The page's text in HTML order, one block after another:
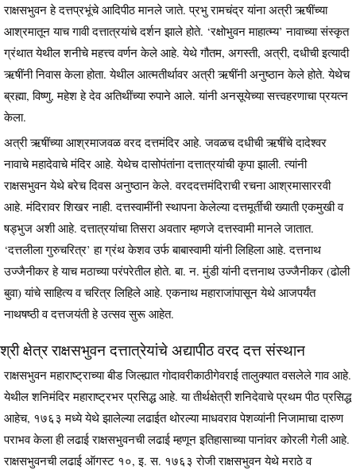
राक्षसभुवन हे दत्तप्रभूंचे आदिपीठ मानले जाते. प्रभु रामचंद्र यांना अत्री ऋषींच्या
आश्रमातून याच गावी दत्तात्रयांचे दर्शन झाले होते. ‘रक्षोभुवन माहात्म्य’ नावाच्या संस्कृत
ग्रंथात येथील शनीचे महत्त्व वर्णन केले आहे. येथे गौतम, अगस्ती, अत्री, दधीची इत्यादी
ऋषींनी निवास केला होता. येथील आत्मतीर्थावर अत्री ऋषींनी अनुष्ठान केले होते. येथेच
ब्रह्मा, विष्णु, महेश हे देव अतिथींच्या रुपाने आले. यांनी अनसूयेच्या सत्त्वहरणाचा प्रयत्न
केला.
अत्री ऋषींच्या आश्रमाजवळ वरद दत्तमंदिर आहे. जवळच दधीची ऋषींचे दादेश्वर
नावाचे महादेवाचे मंदिर आहे. येथेच दासोपंतांना दत्तात्रयांची कृपा झाली. त्यांनी
राक्षसभुवन येथे बरेच दिवस अनुष्ठान केले. वरददत्तमंदिराची रचना आश्रमासाररवी
आहे. मंदिरावर शिखर नाही. दत्तस्वामींनी स्थापना केलेल्या दत्तमूर्तीची ख्याती एकमुखी व
षड्भुज अशी आहे. दत्तात्रयांचा तिसरा अवतार म्हणजे दत्तस्वामी मानले जातात.
‘दत्तलीला गुरुचरित्र’ हा ग्रंथ केशव उर्फ बाबास्वामी यांनी लिहिला आहे. दत्तनाथ
उज्जैनीकर हे याच मठाच्या परंपरेतील होते. बा. न. मुंडी यांनी दत्तनाथ उज्जैनीकर (ढोली
बुवा) यांचे साहित्य व चरित्र लिहिले आहे. एकनाथ महाराजांपासून येथे आजपर्यंत
नाथषष्ठी व दत्तजयंती हे उत्सव सुरू आहेत.
श्री क्षेत्र राक्षसभुवन दत्तात्रेयांचे अद्यापीठ वरद दत्त संस्थान
राक्षसभुवन महाराष्ट्राच्या बीड जिल्ह्यात गोदावरीकाठीगेवराई तालुक्यात वसलेले गाव आहे.
येथील शनिमंदिर महाराष्ट्रभर प्रसिद्ध आहे. या तीर्थक्षेत्री शनिदेवाचे प्रथम पीठ प्रसिद्ध
आहेच, १७६३ मध्ये येथे झालेल्या लढाईत थोरल्या माधवराव पेशव्यांनी निजामाचा दारुण
पराभव केला ही लढाई राक्षसभुवनची लढाई म्हणून इतिहासाच्या पानांवर कोरली गेली आहे.
राक्षसभुवनची लढाई ऑगस्ट १०, इ. स. १७६३ रोजी राक्षसभुवन येथे मराठे व